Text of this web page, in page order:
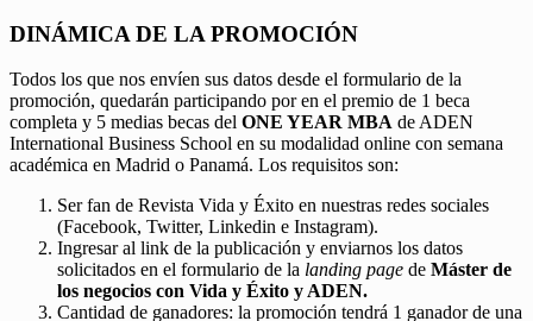
DINÁMICA DE LA PROMOCIÓN
Todos los que nos envíen sus datos desde el formulario de la
promoción, quedarán participando por en el premio de 1 beca
completa y 5 medias becas del ONE YEAR MBA de ADEN
International Business School en su modalidad online con semana
académica en Madrid o Panamá. Los requisitos son:
Ser fan de Revista Vida y Éxito en nuestras redes sociales
(Facebook, Twitter, Linkedin e Instagram).
Ingresar al link de la publicación y enviarnos los datos
solicitados en el formulario de la landing page de Máster de
los negocios con Vida y Éxito y ADEN.
Cantidad de ganadores: la promoción tendrá 1 ganador de una